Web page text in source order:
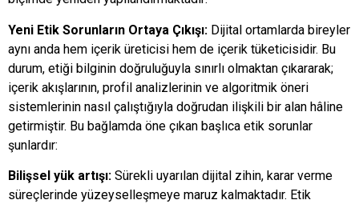
Yeni Etik Sorunların Ortaya Çıkışı: Dijital ortamlarda bireyler
aynı anda hem içerik üreticisi hem de içerik tüketicisidir. Bu
durum, etiği bilginin doğruluğuyla sınırlı olmaktan çıkararak;
içerik akışlarının, profil analizlerinin ve algoritmik öneri
sistemlerinin nasıl çalıştığıyla doğrudan ilişkili bir alan hâline
getirmiştir. Bu bağlamda öne çıkan başlıca etik sorunlar
şunlardır:
Bilişsel yük artışı: Sürekli uyarılan dijital zihin, karar verme
süreçlerinde yüzeyselleşmeye maruz kalmaktadır. Etik